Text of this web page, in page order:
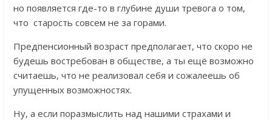
но появляется где-то в глубине души тревога о том,
что старость совсем не за горами.
Предпенсионный возраст предполагает, что скоро не
будешь востребован в обществе, а ты ещё возможно
считаешь, что не реализовал себя и сожалеешь об
упущенных возможностях.
Ну, а если поразмыслить над нашими страхами и